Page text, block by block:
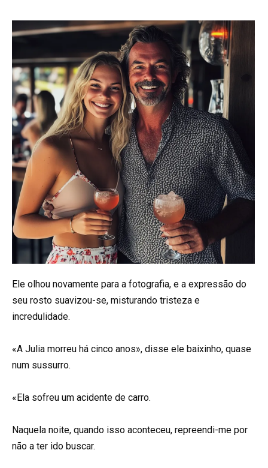
Ele olhou novamente para a fotografia, e a expressão do
seu rosto suavizou-se, misturando tristeza e
incredulidade.
«A Julia morreu há cinco anos», disse ele baixinho, quase
num sussurro.
«Ela sofreu um acidente de carro.
Naquela noite, quando isso aconteceu, repreendi-me por
não a ter ido buscar.